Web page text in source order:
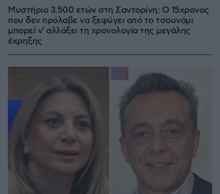
Μυστήριο 3.500 ετών στη Σαντορίνη: Ο 15χρονος
που δεν πρόλαβε να ξεφύγει από το τσουνάμι
μπορεί ν' αλλάξει τη χρονολογία της μεγάλης
έκρηξης